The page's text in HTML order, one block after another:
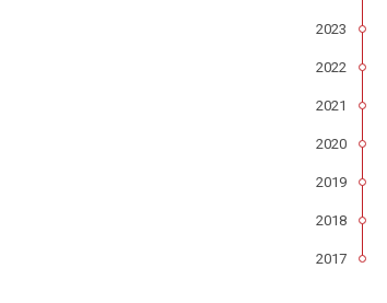
2023
2022
2021
2020
2019
2018
2017